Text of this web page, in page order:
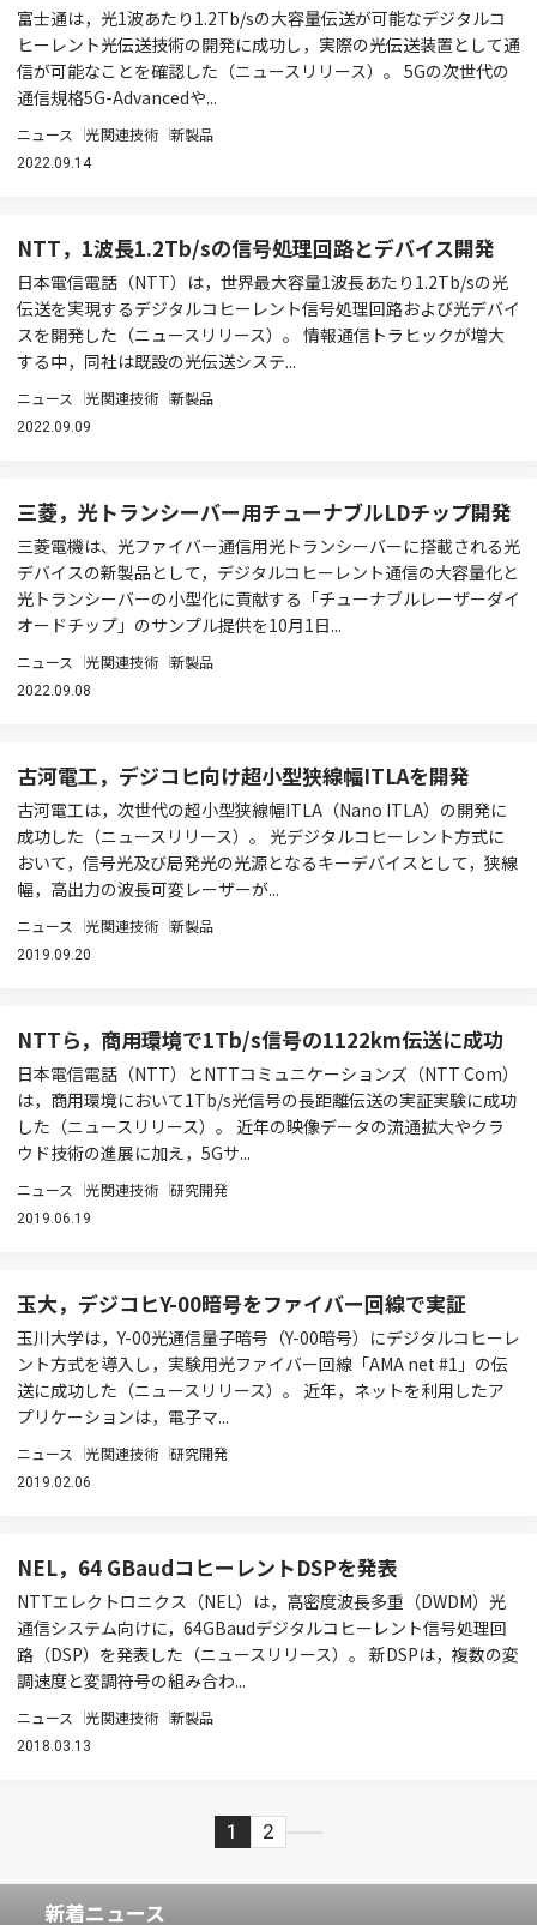
富士通は，光1波あたり1.2Tb/sの大容量伝送が可能なデジタルコ
ヒーレント光伝送技術の開発に成功し，実際の光伝送装置として通
信が可能なことを確認した（ニュースリリース）。 5Gの次世代の
通信規格5G-Advancedや...
ニュース 光関連技術 新製品
2022.09.14
NTT，1波長1.2Tb/sの信号処理回路とデバイス開発
日本電信電話（NTT）は，世界最大容量1波長あたり1.2Tb/sの光
伝送を実現するデジタルコヒーレント信号処理回路および光デバイ
スを開発した（ニュースリリース）。 情報通信トラヒックが増大
する中，同社は既設の光伝送システ...
ニュース 光関連技術 新製品
2022.09.09
三菱，光トランシーバー用チューナブルLDチップ開発
三菱電機は、光ファイバー通信用光トランシーバーに搭載される光
デバイスの新製品として，デジタルコヒーレント通信の大容量化と
光トランシーバーの小型化に貢献する「チューナブルレーザーダイ
オードチップ」のサンプル提供を10月1日...
ニュース 光関連技術 新製品
2022.09.08
古河電工，デジコヒ向け超小型狭線幅ITLAを開発
古河電工は，次世代の超小型狭線幅ITLA（Nano ITLA）の開発に
成功した（ニュースリリース）。 光デジタルコヒーレント方式に
おいて，信号光及び局発光の光源となるキーデバイスとして，狭線
幅，高出力の波長可変レーザーが...
ニュース 光関連技術 新製品
2019.09.20
NTTら，商用環境で1Tb/s信号の1122km伝送に成功
日本電信電話（NTT）とNTTコミュニケーションズ（NTT Com）
は，商用環境において1Tb/s光信号の長距離伝送の実証実験に成功
した（ニュースリリース）。 近年の映像データの流通拡大やクラ
ウド技術の進展に加え，5Gサ...
ニュース 光関連技術 研究開発
2019.06.19
玉大，デジコヒY-00暗号をファイバー回線で実証
玉川大学は，Y-00光通信量子暗号（Y-00暗号）にデジタルコヒーレ
ント方式を導入し，実験用光ファイバー回線「AMA net #1」の伝
送に成功した（ニュースリリース）。 近年，ネットを利用したア
プリケーションは，電子マ...
ニュース 光関連技術 研究開発
2019.02.06
NEL，64 GBaudコヒーレントDSPを発表
NTTエレクトロニクス（NEL）は，高密度波長多重（DWDM）光
通信システム向けに，64GBaudデジタルコヒーレント信号処理回
路（DSP）を発表した（ニュースリリース）。 新DSPは，複数の変
調速度と変調符号の組み合わ...
ニュース 光関連技術 新製品
2018.03.13
1 2
新着ニュース